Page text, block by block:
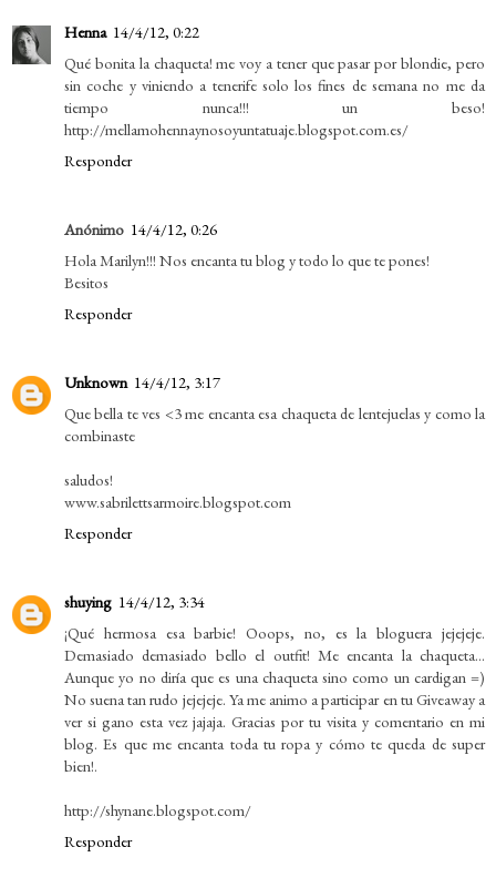
Henna 14/4/12, 0:22
Qué bonita la chaqueta! me voy a tener que pasar por blondie, pero
sin coche y viniendo a tenerife solo los fines de semana no me da
tiempo nunca!!! un beso!
http://mellamohennaynosoyuntatuaje.blogspot.com.es/
Responder
Anónimo 14/4/12, 0:26
Hola Marilyn!!! Nos encanta tu blog y todo lo que te pones!
Besitos
Responder
Unknown 14/4/12, 3:17
Que bella te ves <3 me encanta esa chaqueta de lentejuelas y como la
combinaste
saludos!
www.sabrilettsarmoire.blogspot.com
Responder
shuying 14/4/12, 3:34
¡Qué hermosa esa barbie! Ooops, no, es la bloguera jejejeje.
Demasiado demasiado bello el outfit! Me encanta la chaqueta...
Aunque yo no diría que es una chaqueta sino como un cardigan =)
No suena tan rudo jejejeje. Ya me animo a participar en tu Giveaway a
ver si gano esta vez jajaja. Gracias por tu visita y comentario en mi
blog. Es que me encanta toda tu ropa y cómo te queda de super
bien!.
http://shynane.blogspot.com/
Responder